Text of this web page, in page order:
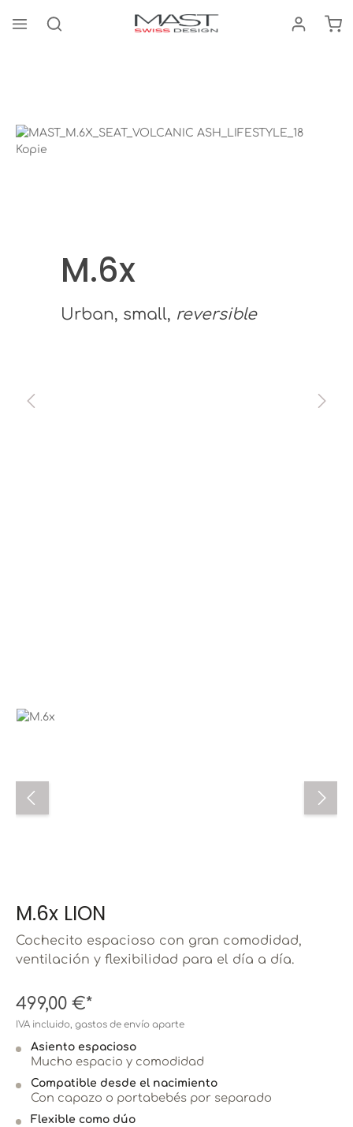
principal El
Bildergalerie überspringen
M.6x
Urban, small, reversible
Omitir galería de imágenes
M.6x LION
Cochecito espacioso con gran comodidad,
ventilación y flexibilidad para el día a día.
499,00 €*
IVA incluido, gastos de envío aparte
Asiento espacioso
Mucho espacio y comodidad
Compatible desde el nacimiento
Con capazo o portabebés por separado
Flexible como dúo